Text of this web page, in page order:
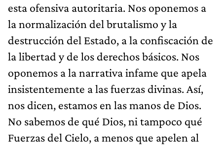
esta ofensiva autoritaria. Nos oponemos a
la normalización del brutalismo y la
destrucción del Estado, a la confiscación de
la libertad y de los derechos básicos. Nos
oponemos a la narrativa infame que apela
insistentemente a las fuerzas divinas. Así,
nos dicen, estamos en las manos de Dios.
No sabemos de qué Dios, ni tampoco qué
Fuerzas del Cielo, a menos que apelen al